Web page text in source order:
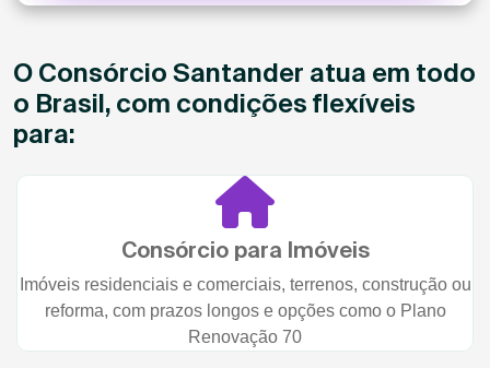
O Consórcio Santander atua em todo
o Brasil, com condições flexíveis
para:
Consórcio para Imóveis
Imóveis residenciais e comerciais, terrenos, construção ou
reforma, com prazos longos e opções como o Plano
Renovação 70